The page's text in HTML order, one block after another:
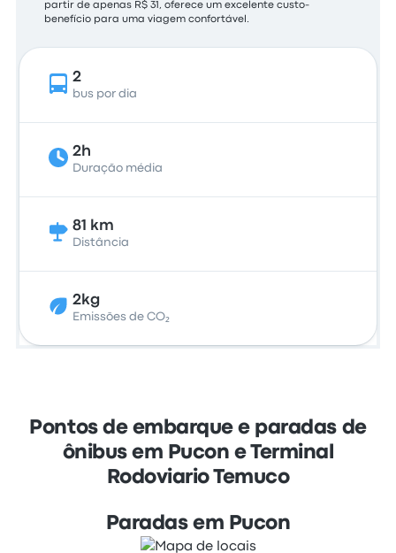
partir de apenas R$ 31, oferece um excelente custo-
benefício para uma viagem confortável.
2
bus por dia
2h
Duração média
81 km
Distância
2kg
Emissões de CO₂
Pontos de embarque e paradas de
ônibus em Pucon e Terminal
Rodoviario Temuco
Paradas em Pucon